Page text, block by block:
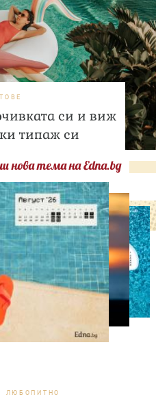
си и виж
типаж си
нова тема на Edna.bg
ЛЮБОПИТНО
Тайната на добрата
вечеря не се крие в
сложната рецепта
ЛЮБОПИТНО